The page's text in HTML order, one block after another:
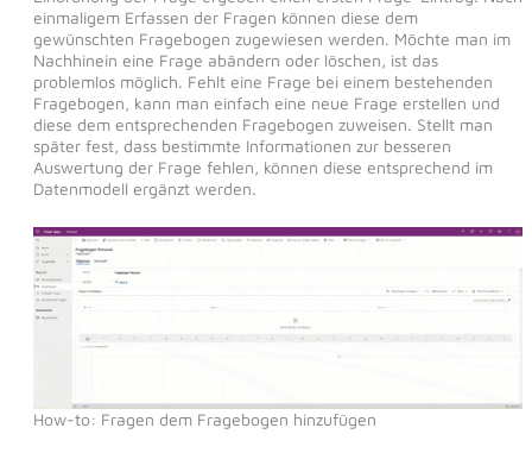
einmaligem Erfassen der Fragen können diese dem
gewünschten Fragebogen zugewiesen werden. Möchte man im
Nachhinein eine Frage abändern oder löschen, ist das
problemlos möglich. Fehlt eine Frage bei einem bestehenden
Fragebogen, kann man einfach eine neue Frage erstellen und
diese dem entsprechenden Fragebogen zuweisen. Stellt man
später fest, dass bestimmte Informationen zur besseren
Auswertung der Frage fehlen, können diese entsprechend im
Datenmodell ergänzt werden.
How-to: Fragen dem Fragebogen hinzufügen